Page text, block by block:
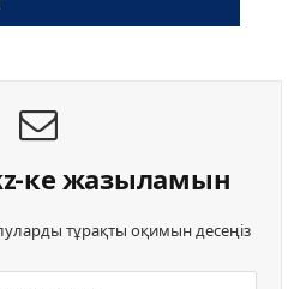
ке жазыламын
тұрақты оқимын десеңіз